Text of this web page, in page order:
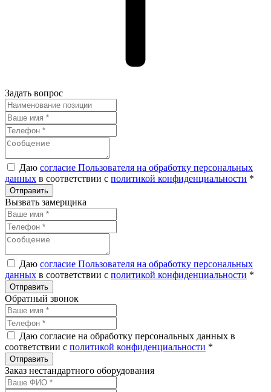
Задать вопрос
Даю согласие Пользователя на обработку персональных
данных в соответствии с политикой конфиденциальности *
Вызвать замерщика
Даю согласие Пользователя на обработку персональных
данных в соответствии с политикой конфиденциальности *
Обратный звонок
Даю согласие на обработку персональных данных в
соответствии с политикой конфиденциальности *
Заказ нестандартного оборудования